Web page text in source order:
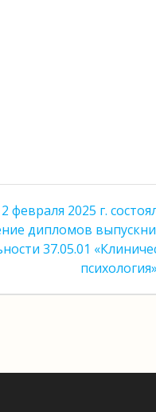
февраля 2025 г.
дипломов
37.05.01